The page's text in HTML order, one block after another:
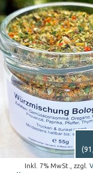
Inkl. 7% MwSt. zzgl.
(